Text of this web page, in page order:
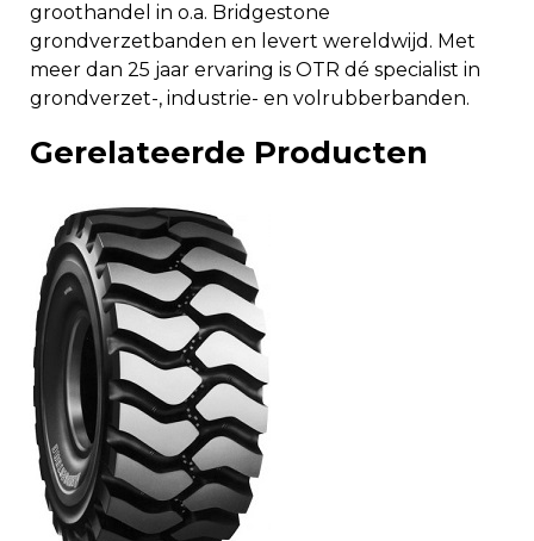
groothandel in o.a. Bridgestone
grondverzetbanden en levert wereldwijd. Met
meer dan 25 jaar ervaring is OTR dé specialist in
grondverzet-, industrie- en volrubberbanden.
Gerelateerde Producten